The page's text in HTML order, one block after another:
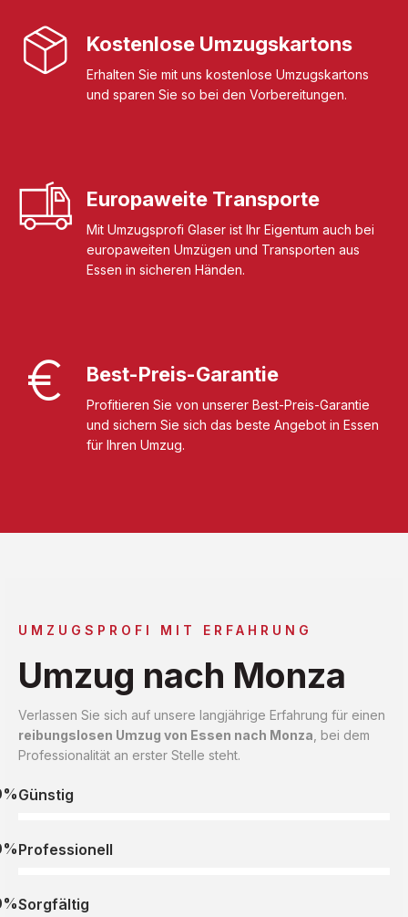
Kostenlose Umzugskartons
Erhalten Sie mit uns kostenlose Umzugskartons
und sparen Sie so bei den Vorbereitungen.
Europaweite Transporte
Mit Umzugsprofi Glaser ist Ihr Eigentum auch bei
europaweiten Umzügen und Transporten aus
Essen in sicheren Händen.
Best-Preis-Garantie
Profitieren Sie von unserer Best-Preis-Garantie
und sichern Sie sich das beste Angebot in Essen
für Ihren Umzug.
UMZUGSPROFI MIT ERFAHRUNG
Umzug nach Monza
Verlassen Sie sich auf unsere langjährige Erfahrung für einen
reibungslosen Umzug von Essen nach Monza , bei dem
Professionalität an erster Stelle steht.
Günstig
Professionell
Sorgfältig